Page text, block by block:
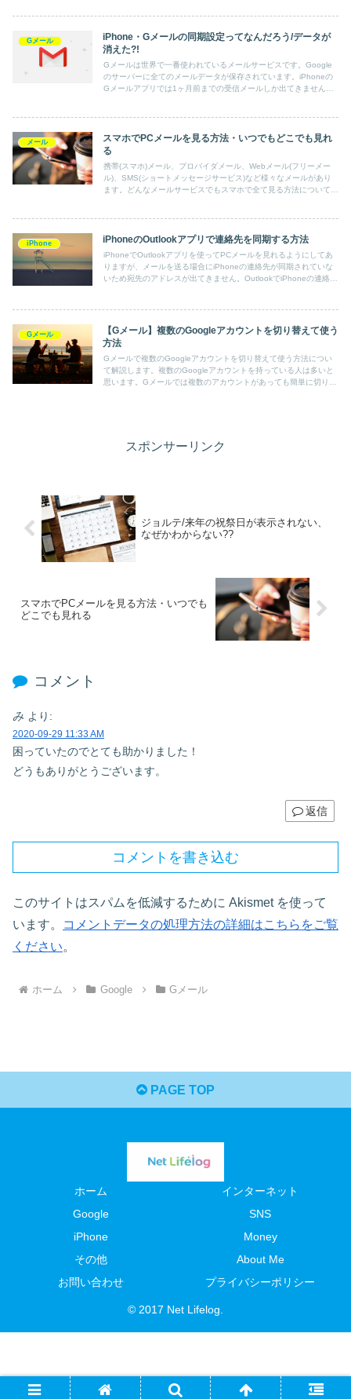
Gメール
iPhone・Gメールの同期設定ってなんだろう/データが
消えた?!
Gメールは世界で一番使われているメールサービスです。Google
のサーバーに全てのメールデータが保存されています。iPhoneの
Gメールアプリでは1ヶ月前までの受信メールしか出てきません。
メール
スマホでPCメールを見る方法・いつでもどこでも見れ
る
携帯(スマホ)メール、プロバイダメール、Webメール(フリーメー
ル)、SMS(ショートメッセージサービス)など様々なメールがあり
ます。どんなメールサービスでもスマホで全て見る方法について説
iPhone iPhoneのOutlookアプリで連絡先を同期する方法
iPhoneでOutlookアプリを使ってPCメールを見れるようにしてあ
りますが、メールを送る場合にiPhoneの連絡先が同期されていな
いため宛先のアドレスが出てきません。OutlookでiPhoneの連絡先
Gメール
【Gメール】複数のGoogleアカウントを切り替えて使う
方法
Gメールで複数のGoogleアカウントを切り替えて使う方法につい
て解説します。複数のGoogleアカウントを持っている人は多いと
思います。Gメールでは複数のアカウントがあっても簡単に切り替
スポンサーリンク
ジョルテ/来年の祝祭日が表示されない、
なぜかわからない??
スマホでPCメールを見る方法・いつでも
どこでも見れる
コメント
み より:
2020-09-29 11:33 AM
困っていたのでとても助かりました！
どうもありがとうございます。
返信
コメントを書き込む
このサイトはスパムを低減するために Akismet を使って
います。
コメントデータの処理方法の詳細はこちらをご覧
ください。
ホーム Google Gメール
PAGE TOP
ホーム
インターネット
Google
SNS
iPhone
Money
その他
About Me
お問い合わせ
プライバシーポリシー
© 2017 Net Lifelog.